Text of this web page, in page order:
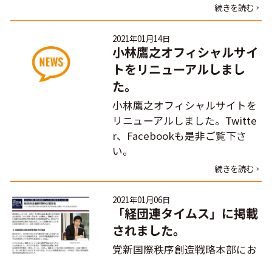
続きを読む
2021年01月14日
小林鷹之オフィシャルサイ
トをリニューアルしまし
た。
小林鷹之オフィシャルサイトを
リニューアルしました。Twitte
r、Facebookも是非ご覧下さ
い。
続きを読む
2021年01月06日
「経団連タイムス」に掲載
されました。
党新国際秩序創造戦略本部にお